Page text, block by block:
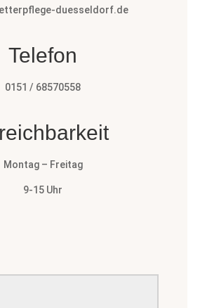
duesseldorf.de
Telefon
0151 / 68570558
Montag – Freitag
9-15 Uhr